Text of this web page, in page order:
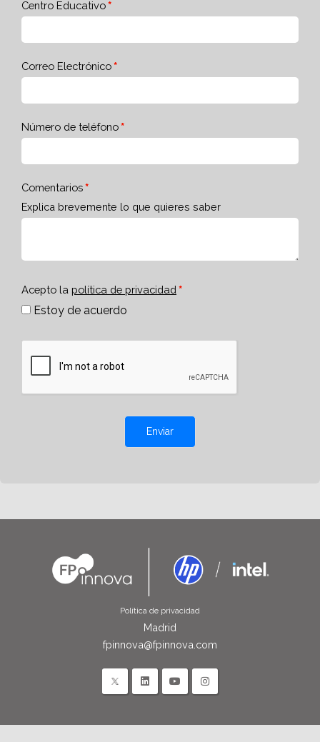
Centro Educativo
Correo Electrónico
Número de teléfono
Comentarios
Explica brevemente lo que quieres saber
Acepto la política de privacidad
Estoy de acuerdo
Enviar
Política de privacidad
Madrid
fpinnova@fpinnova.com